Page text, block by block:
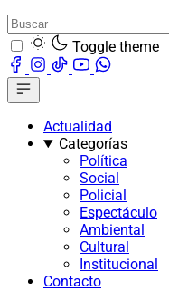
Toggle theme
Actualidad
Categorías
Política
Social
Policial
Espectáculo
Ambiental
Cultural
Institucional
Contacto